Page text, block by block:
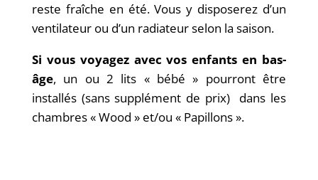
reste fraîche en été. Vous y disposerez d’un
ventilateur ou d’un radiateur selon la saison.
Si vous voyagez avec vos enfants en bas-
âge, un ou 2 lits « bébé » pourront être
installés (sans supplément de prix) dans les
chambres « Wood » et/ou « Papillons ».